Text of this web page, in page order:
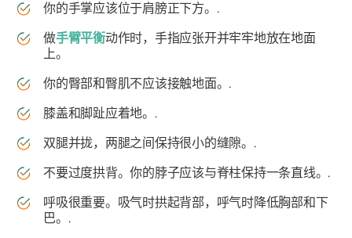
你的手掌应该位于肩膀正下方。.
做手臂平衡动作时，手指应张开并牢牢地放在地面
上。
你的臀部和臀肌不应该接触地面。.
膝盖和脚趾应着地。.
双腿并拢，两腿之间保持很小的缝隙。.
不要过度拱背。你的脖子应该与脊柱保持一条直线。.
呼吸很重要。吸气时拱起背部，呼气时降低胸部和下
巴。.